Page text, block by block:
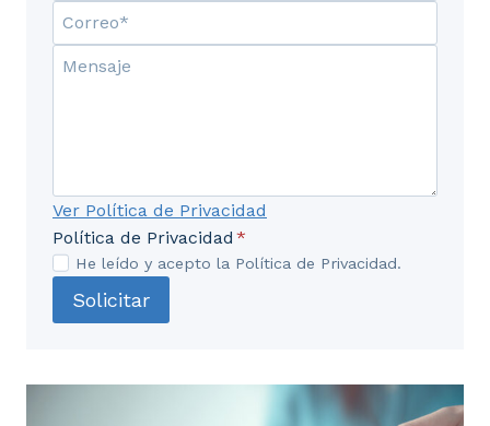
Ver Política de Privacidad
Política de Privacidad *
He leído y acepto la Política de Privacidad.
Solicitar